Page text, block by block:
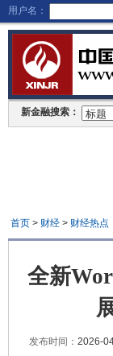
用户名：
新金融搜索：
首页> 财经> 财经热点
全新
发布时间： 2026-